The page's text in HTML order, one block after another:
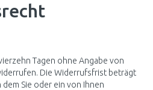
Tagen ohne Angabe von
Die Widerrufsfrist beträgt
dem Sie oder ein von Ihnen